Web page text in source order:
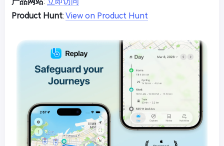
Product Hunt: View on Product Hunt